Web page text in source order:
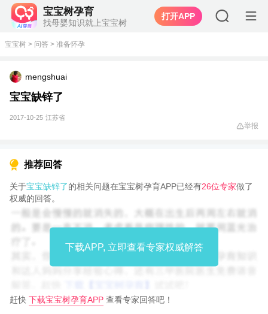
宝宝树孕育
找母婴知识就上宝宝树
打开APP
宝宝树 > 问答 > 准备怀孕
mengshuai
宝宝缺锌了
2017-10-25 江苏省
举报
推荐回答
关于宝宝缺锌了的相关问题在宝宝树孕育APP已经有26位专家做了
权威的回答。
下载APP, 立即查看专家权威解答
赶快 下载宝宝树孕育APP 查看专家回答吧！